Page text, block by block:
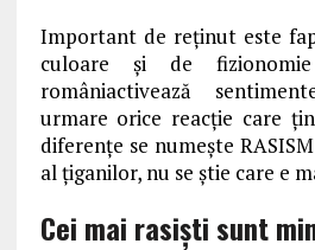
Important de reținut este
culoare și de
româniactivează
urmare orice reacție care
diferențe se numește
al țiganilor, nu se știe care e
Cei mai rasiști sunt